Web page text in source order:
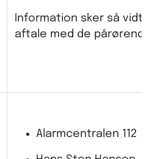
Information sker så vidt
aftale med de
Alarmcentralen 112